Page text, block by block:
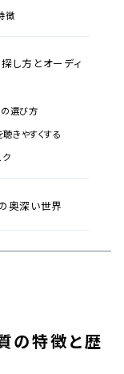
徴
し方とオーディ
選び方
きやすくする
奥深い世界
の特徴と歴